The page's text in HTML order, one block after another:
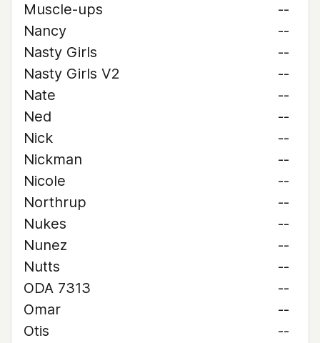
Muscle-ups
--
Nancy
--
Nasty Girls
--
Nasty Girls V2
--
Nate
--
Ned
--
Nick
--
Nickman
--
Nicole
--
Northrup
--
Nukes
--
Nunez
--
Nutts
--
ODA 7313
--
Omar
--
Otis
--